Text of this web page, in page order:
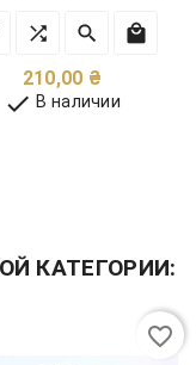
210,00 ₴
 В наличии
КАТЕГОРИИ:
favorite_border